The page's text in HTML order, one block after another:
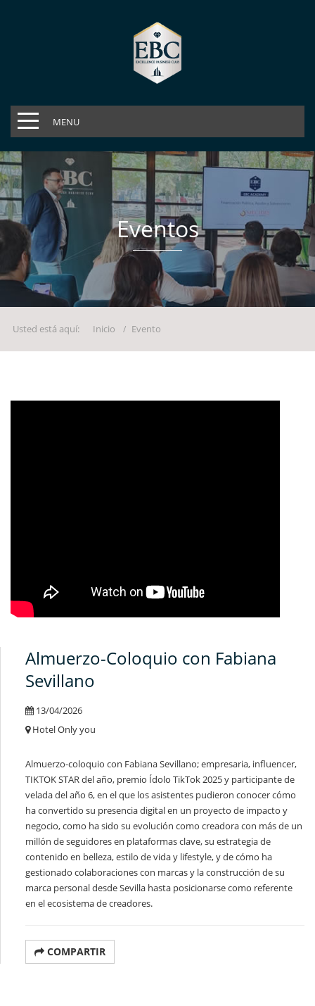
MENU
Eventos
Usted está aquí: Inicio Evento
Almuerzo-Coloquio con Fabiana
Sevillano
13/04/2026
Hotel Only you
Almuerzo-coloquio con Fabiana Sevillano; empresaria, influencer,
TIKTOK STAR del año, premio Ídolo TikTok 2025 y participante de
velada del año 6, en el que los asistentes pudieron conocer cómo
ha convertido su presencia digital en un proyecto de impacto y
negocio, como ha sido su evolución como creadora con más de un
millón de seguidores en plataformas clave, su estrategia de
contenido en belleza, estilo de vida y lifestyle, y de cómo ha
gestionado colaboraciones con marcas y la construcción de su
marca personal desde Sevilla hasta posicionarse como referente
en el ecosistema de creadores.
COMPARTIR